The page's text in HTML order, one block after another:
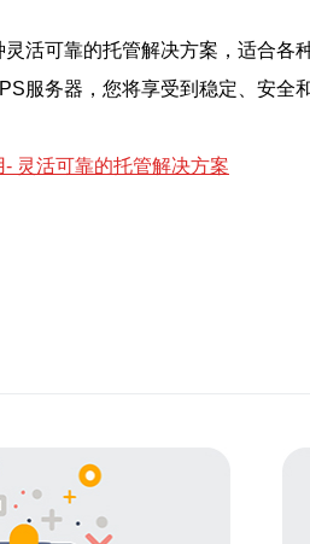
活可靠的托管解决方案，适合
服务器，您将享受到稳定、安全
灵活可靠的托管解决方案